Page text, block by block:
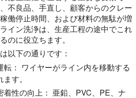
不良品、手直し、顧客からのクレー
働停止時間、および材料の無駄が増
イン洗浄は、生産工程の途中でこれ
のに役立ちます。
以下の通りです：
： ワイヤーがライン内を移動する
す。
性の向上： 亜鉛、PVC、PE、ナ